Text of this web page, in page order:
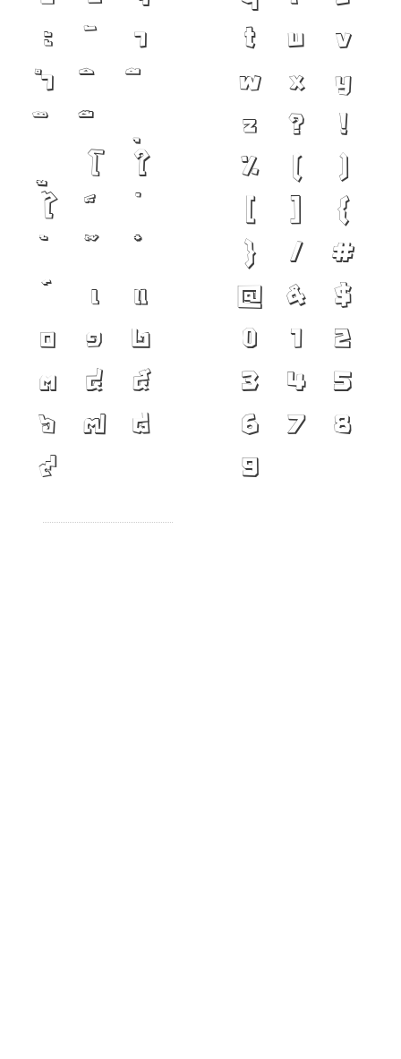
ะ
า
ำ
โ
ใ
ไ
เ
แ
๐
๑
๒
๓
๔
๕
๖
๗
๘
๙
t
u
v
w
x
y
z
?
!
%
(
)
[
]
{
}
/
#
@
&
$
0
1
2
3
4
5
6
7
8
9